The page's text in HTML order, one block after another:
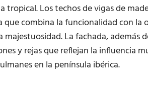
Los techos de vigas de
combina la funcionalidad con la
La fachada, además
y rejas que reflejan la influencia
en la península ibérica.